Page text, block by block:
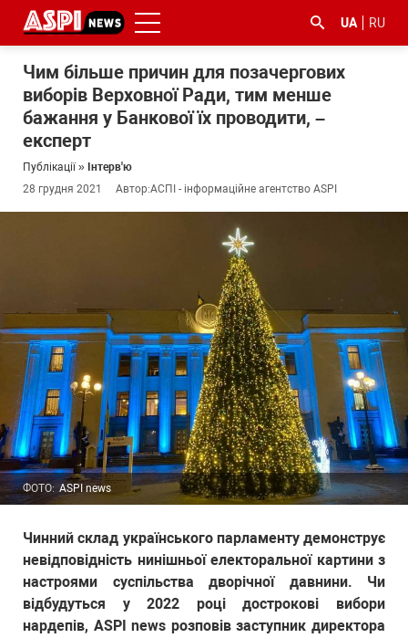
UA RU
Чим більше причин для позачергових
виборів Верховної Ради, тим менше
бажання у Банкової їх проводити, –
експерт
Публікації» Інтерв'ю
28 грудня 2021
Автор:АСПІ - інформаційне агентство ASPI
ФОТО: ASPI news
Чинний склад українського парламенту демонструє
невідповідність нинішньої електоральної картини з
настроями суспільства дворічної давнини. Чи
відбудуться у 2022 році дострокові вибори
нардепів, ASPI news розповів заступник директора